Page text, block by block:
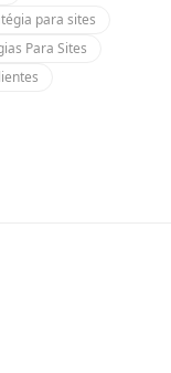
para sites
Para Sites